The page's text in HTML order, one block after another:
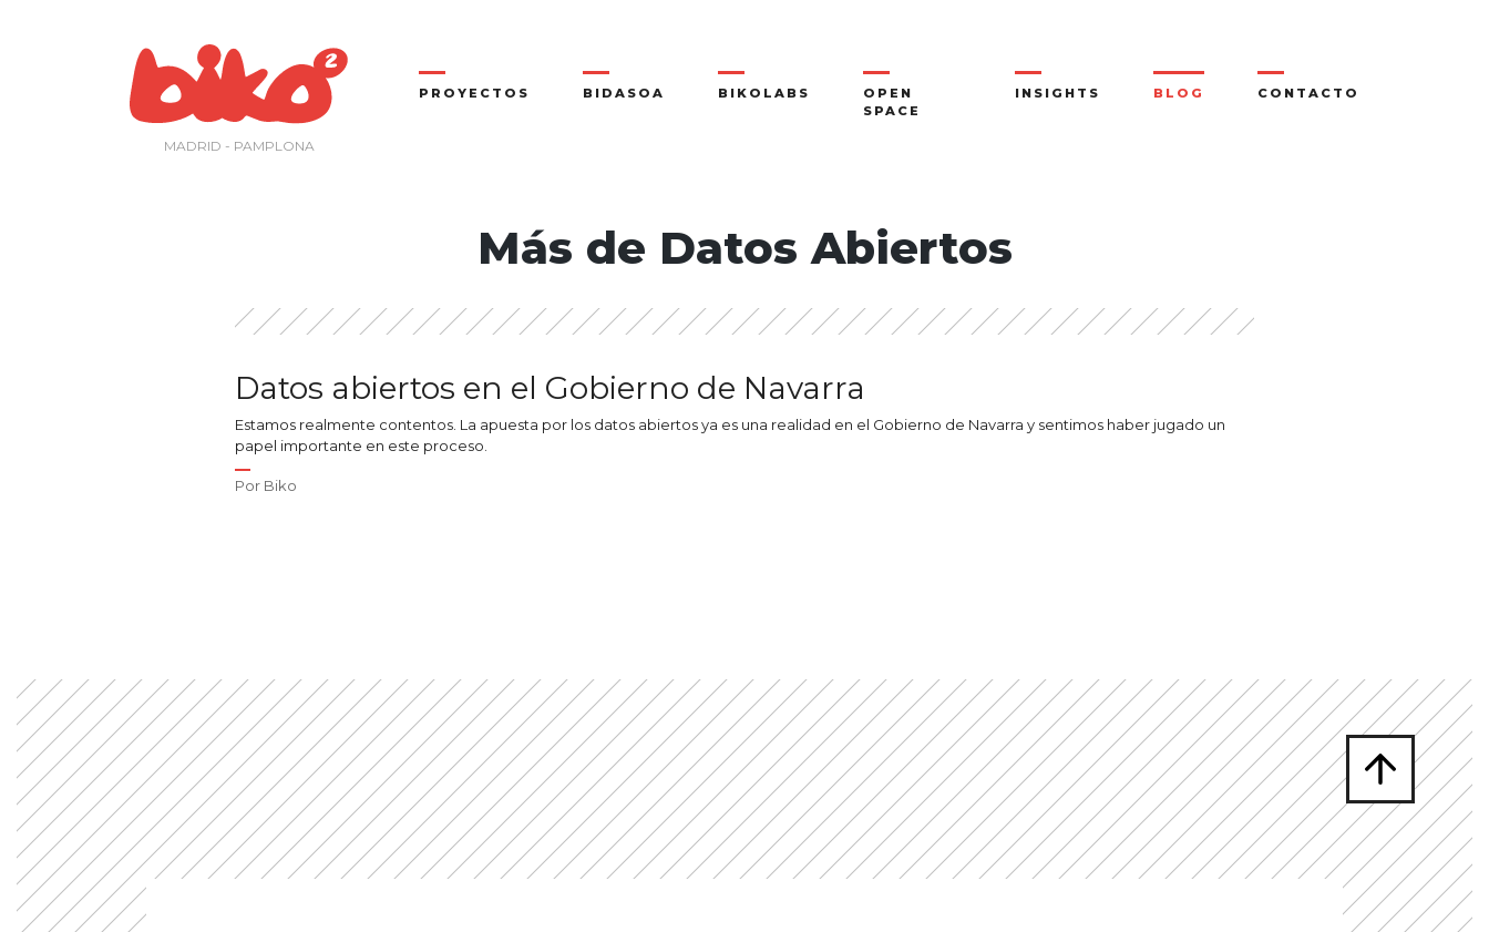
MADRID - PAMPLONA
PROYECTOS BIDASOA BIKOLABS
OPEN
SPACE
INSIGHTS BLOG CONTACTO
Más de Datos Abiertos
Datos abiertos en el Gobierno de Navarra
Estamos realmente contentos. La apuesta por los datos abiertos ya es una realidad en el Gobierno de Navarra y sentimos haber jugado un
papel importante en este proceso.
Por Biko